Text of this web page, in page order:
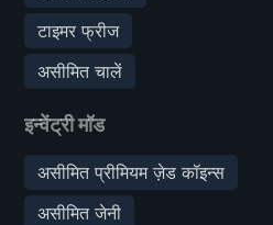
टाइमर फ्रीज
असीमित चालें
इन्वेंट्री मॉड
असीमित प्रीमियम ज़ेड कॉइन्स
असीमित जेनी